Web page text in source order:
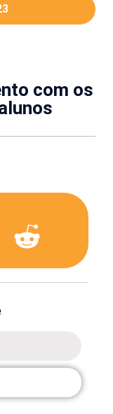
com os